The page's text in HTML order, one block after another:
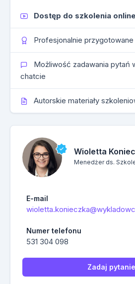
Dostęp do szkolenia online
Profesjonalnie
Możliwość zadawania pytań
chatcie
Autorskie materiały
Wioletta
Menedżer ds.
E-mail
Numer telefonu
531 304 098
Zadaj pytanie